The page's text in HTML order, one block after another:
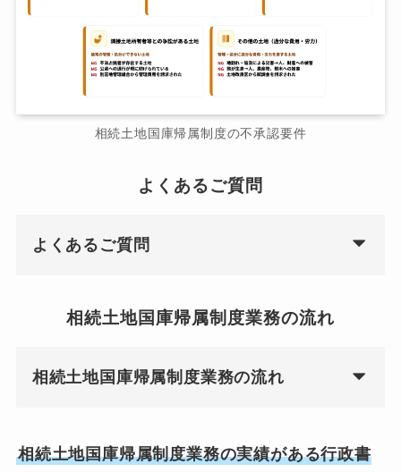
相続土地国庫帰属制度の不承認要件
よくあるご質問
よくあるご質問
相続土地国庫帰属制度業務の流れ
相続土地国庫帰属制度業務の流れ
相続土地国庫帰属制度業務の実績がある行政書